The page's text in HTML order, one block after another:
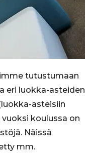
tutustumaan
eri luokka-asteiden
asteisiin
koulussa on
Näissä
mm.